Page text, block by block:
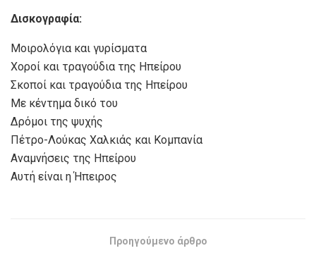
Δισκογραφία:
Μοιρολόγια και γυρίσματα
Χοροί και τραγούδια της Ηπείρου
Σκοποί και τραγούδια της Ηπείρου
Με κέντημα δικό του
Δρόμοι της ψυχής
Πέτρο-Λούκας Χαλκιάς και Κομπανία
Αναμνήσεις της Ηπείρου
Αυτή είναι η Ήπειρος
Προηγούμενο άρθρο